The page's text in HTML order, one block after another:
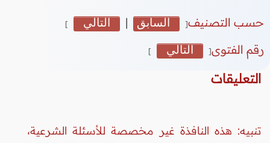
حسب التصنيف[ السابق | التالي ]
رقم الفتوى[ التالي ]
التعليقات
تنبيه: هذه النافذة غير مخصصة للأسئلة الشرعية،